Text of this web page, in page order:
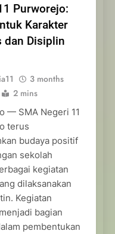
Purworejo:
Karakter
dan Disiplin
3 months
2 mins
— SMA Negeri 11
terus
budaya positif
sekolah
kegiatan
dilaksanakan
Kegiatan
bagian
pembentukan